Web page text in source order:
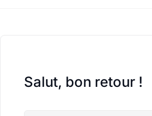
Salut, bon retour !